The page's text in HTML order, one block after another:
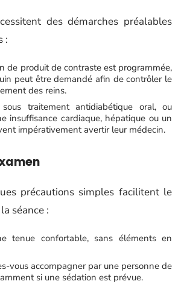
des démarches préalables
:
de produit de contraste est programmée,
peut être demandé afin de contrôler le
des reins.
traitement antidiabétique oral, ou
insuffisance cardiaque, hépatique ou un
impérativement avertir leur médecin.
précautions simples facilitent le
séance :
tenue confortable, sans éléments en
vous accompagner par une personne de
si une sédation est prévue.